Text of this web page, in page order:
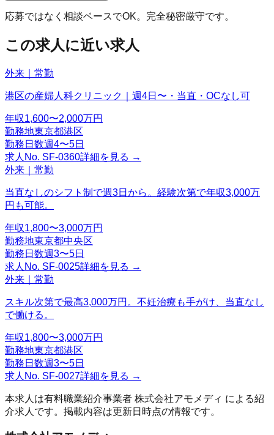
応募ではなく相談ベースでOK。完全秘密厳守です。
この求人に近い求人
外来｜常勤
港区の産婦人科クリニック｜週4日〜・当直・OCなし可
年収1,600〜2,000万円
勤務地東京都港区
勤務日数週4〜5日
求人No. SF-0360詳細を見る →
外来｜常勤
当直なしのシフト制で週3日から。経験次第で年収3,000万
円も可能。
年収1,800〜3,000万円
勤務地東京都中央区
勤務日数週3〜5日
求人No. SF-0025詳細を見る →
外来｜常勤
スキル次第で最高3,000万円。不妊治療も手がけ、当直なし
で働ける。
年収1,800〜3,000万円
勤務地東京都港区
勤務日数週3〜5日
求人No. SF-0027詳細を見る →
本求人は有料職業紹介事業者 株式会社アモメディ による紹
介求人です。掲載内容は更新日時点の情報です。